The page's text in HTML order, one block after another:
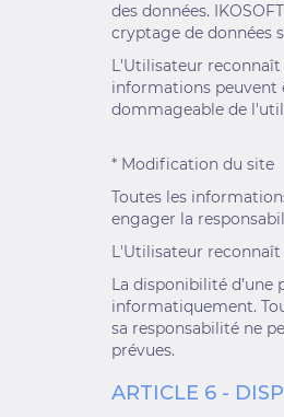
des données.
cryptage de données
L'Utilisateur
informations peuvent
dommageable de
* Modification du site
Toutes les
engager la
L'Utilisateur reconnaît
La disponibilité
informatiquement.
sa responsabilité ne
prévues.
ARTICLE 6 -